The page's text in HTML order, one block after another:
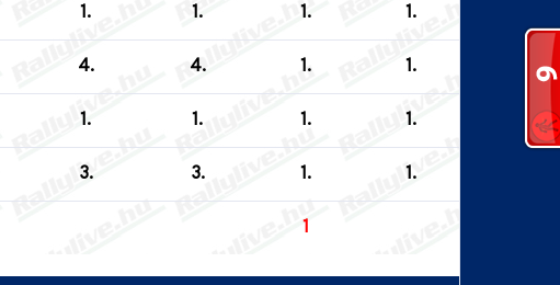
1. 1. 1. 1.
4. 4. 1. 1.
1. 1. 1. 1.
3. 3. 1. 1.
1